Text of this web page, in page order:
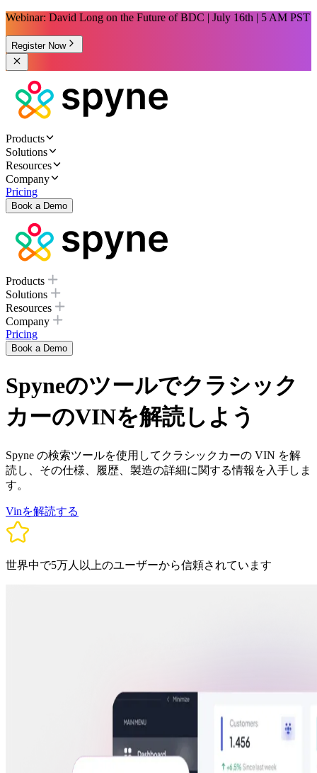
Webinar: David Long on the Future of BDC | July 16th | 5 AM PST
Register Now
Products
Solutions
Resources
Company
Pricing
Book a Demo
Products
Solutions
Resources
Company
Pricing
Book a Demo
Spyneのツールでクラシック
カーのVINを解読しよう
Spyne の検索ツールを使用してクラシックカーの VIN を解
読し、その仕様、履歴、製造の詳細に関する情報を入手しま
す。
Vinを解読する
世界中で5万人以上のユーザーから信頼されています